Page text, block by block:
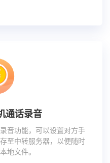
通话录音
音功能，可以设置对方手
至中转服务器，以便随时
地文件。